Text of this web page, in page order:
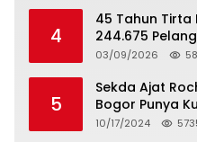
4
45 Tahun Tirta
244.675
03/09/2026
5
Sekda Ajat
Bogor Punya
10/17/2024